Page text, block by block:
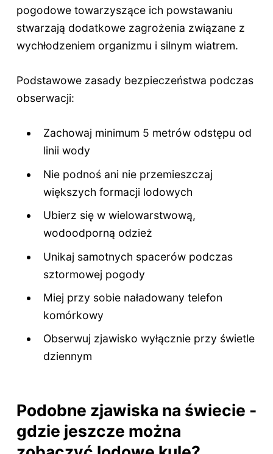
pogodowe towarzyszące ich powstawaniu
stwarzają dodatkowe zagrożenia związane z
wychłodzeniem organizmu i silnym wiatrem.
Podstawowe zasady bezpieczeństwa podczas
obserwacji:
Zachowaj minimum 5 metrów odstępu od
linii wody
Nie podnoś ani nie przemieszczaj
większych formacji lodowych
Ubierz się w wielowarstwową,
wodoodporną odzież
Unikaj samotnych spacerów podczas
sztormowej pogody
Miej przy sobie naładowany telefon
komórkowy
Obserwuj zjawisko wyłącznie przy świetle
dziennym
Podobne zjawiska na świecie -
gdzie jeszcze można